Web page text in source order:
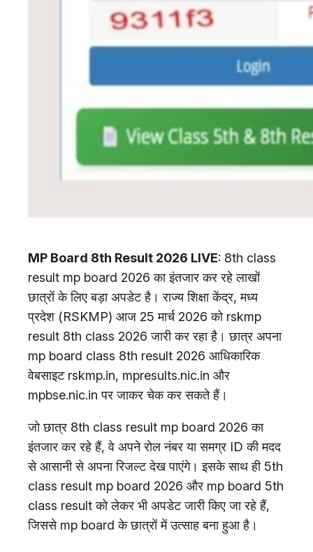
MP Board 8th Result 2026 LIVE: 8th class
result mp board 2026 का इंतजार कर रहे लाखों
छात्रों के लिए बड़ा अपडेट है। राज्य शिक्षा केंद्र, मध्य
प्रदेश (RSKMP) आज 25 मार्च 2026 को rskmp
result 8th class 2026 जारी कर रहा है। छात्र अपना
mp board class 8th result 2026 आधिकारिक
वेबसाइट rskmp.in, mpresults.nic.in और
mpbse.nic.in पर जाकर चेक कर सकते हैं।
जो छात्र 8th class result mp board 2026 का
इंतजार कर रहे हैं, वे अपने रोल नंबर या समग्र ID की मदद
से आसानी से अपना रिजल्ट देख पाएंगे। इसके साथ ही 5th
class result mp board 2026 और mp board 5th
class result को लेकर भी अपडेट जारी किए जा रहे हैं,
जिससे mp board के छात्रों में उत्साह बना हुआ है।